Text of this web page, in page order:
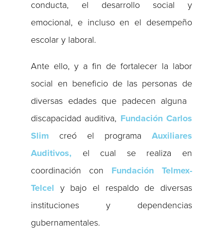
conducta, el desarrollo social y
emocional, e incluso en el desempeño
escolar y laboral.
Ante ello, y a fin de fortalecer la labor
social en beneficio de las personas de
diversas edades que padecen alguna ​
discapacidad auditiva​, Fundación Carlos
Slim creó el programa Auxiliares
Auditivos, el cual se realiza en
coordinación con Fundación Telmex-
Telcel y bajo el respaldo de diversas
instituciones y dependencias
gubernamentales.